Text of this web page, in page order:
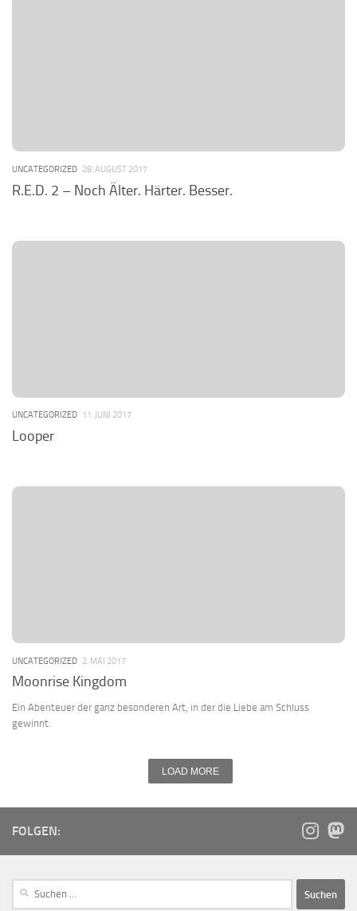
UNCATEGORIZED 28. AUGUST 2017
R.E.D. 2 – Noch Älter. Härter. Besser.
UNCATEGORIZED 11. JUNI 2017
Looper
UNCATEGORIZED 2. MAI 2017
Moonrise Kingdom
Ein Abenteuer der ganz besonderen Art, in der die Liebe am Schluss
gewinnt.
LOAD MORE
FOLGEN: